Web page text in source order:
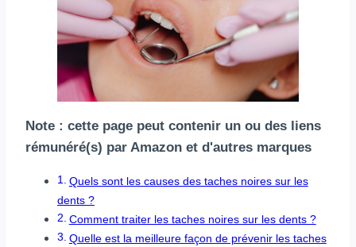
Note : cette page peut contenir un ou des liens
rémunéré(s) par Amazon et d'autres marques
Quels sont les causes des taches noires sur les
dents ?
Comment traiter les taches noires sur les dents ?
Quelle est la meilleure façon de prévenir les taches